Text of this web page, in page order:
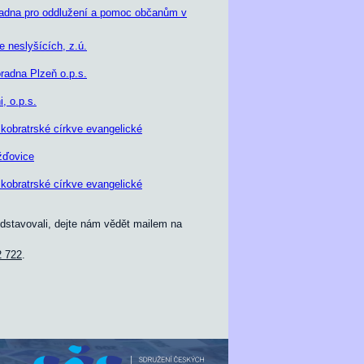
pro oddlužení a pomoc občanům v
neslyšících, z.ú.
Plzeň o.p.s.
o.p.s.
církve evangelické
církve evangelické
dejte nám vědět mailem na
722.